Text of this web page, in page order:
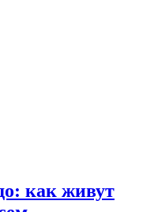
как живут